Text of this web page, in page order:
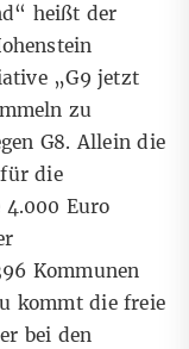
heißt der
„G9 jetzt
zu
G8. Allein die
die
4.000 Euro
Kommunen
kommt die freie
bei den